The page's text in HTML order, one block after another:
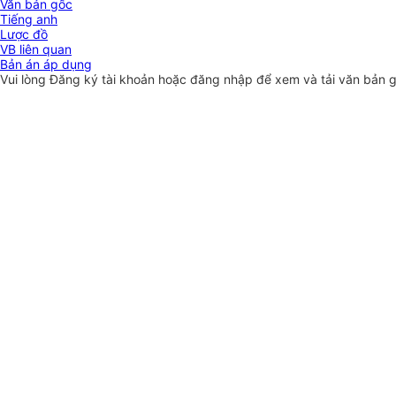
Văn bản gốc
Tiếng anh
Lược đồ
VB liên quan
Bản án áp dụng
Vui lòngĐăng ký tài khoản hoặc đăng nhập để xem và tải văn bản